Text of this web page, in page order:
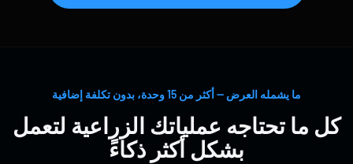
ما يشمله العرض — أكثر من 15 وحدة، بدون تكلفة إضافية
كل ما تحتاجه عملياتك الزراعية لتعمل
بشكل أكثر ذكاءً